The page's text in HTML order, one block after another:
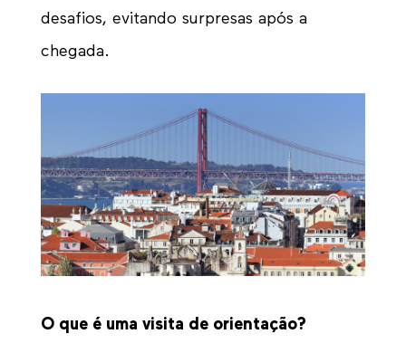
desafios, evitando surpresas após a
chegada.
O que é uma visita de orientação?